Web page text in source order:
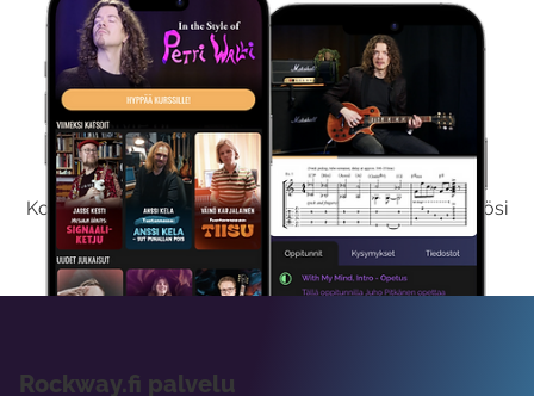
Kokeile Ilmaiseksi
Kokeilemalla ilmaiseksi saat koko sisältömme käyttöösi
viikon ajaksi.
Rockway.fi palvelu